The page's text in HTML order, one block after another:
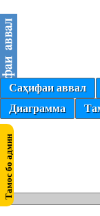
Саҳифаи аввал
Диаграмма